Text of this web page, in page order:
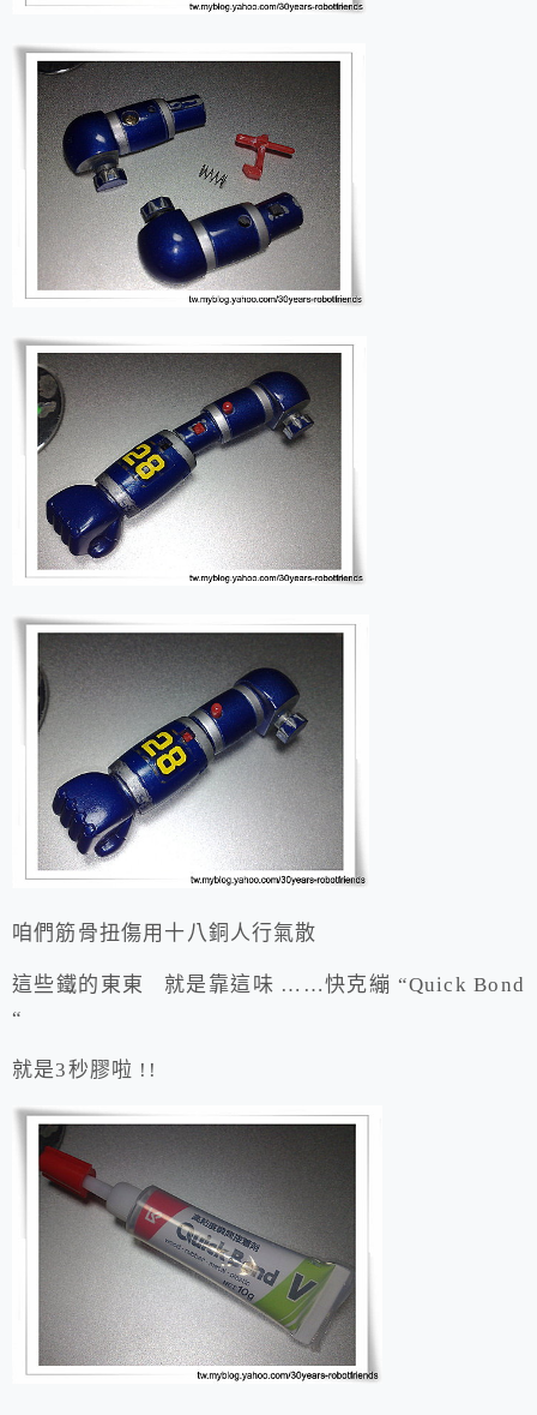
咱們筋骨扭傷用十八銅人行氣散
這些鐵的東東 就是靠這味 ……快克繃 “Quick Bond
“
就是3秒膠啦 !!